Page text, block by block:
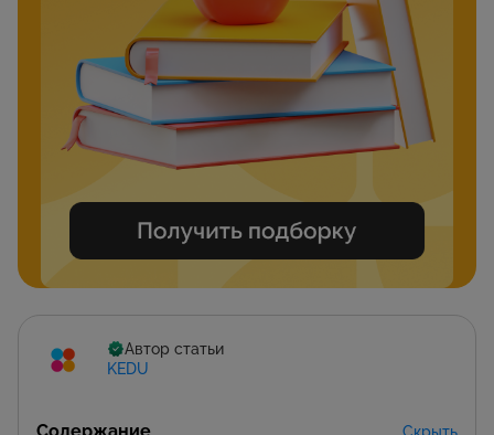
Автор статьи
KEDU